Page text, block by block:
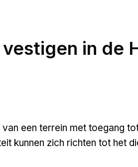
in de
een terrein met toegang
kunnen zich richten tot het